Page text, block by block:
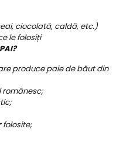
ciocolată, caldă, etc.)
le folosiți
produce paie de băut din
românesc;